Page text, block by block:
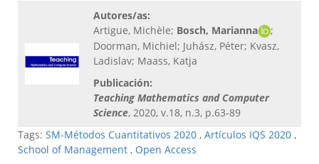
Autores/as:
Artigue, Michèle; Bosch, Marianna
;
Doorman, Michiel; Juhász, Péter; Kvasz,
Ladislav; Maass, Katja
Publicación:
Teaching Mathematics and Computer
Science, 2020, v.18, n.3, p.63-89
Tags: SM-Métodos Cuantitativos 2020 , Artículos IQS 2020 ,
School of Management , Open Access